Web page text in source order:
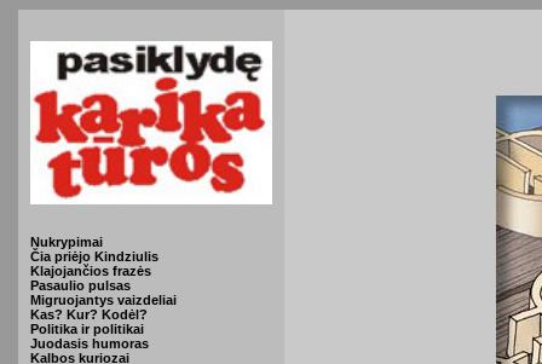
Nukrypimai
Čia priėjo Kindziulis
Klajojančios frazės
Pasaulio pulsas
Migruojantys vaizdeliai
Kas? Kur? Kodėl?
Politika ir politikai
Juodasis humoras
Kalbos kuriozai